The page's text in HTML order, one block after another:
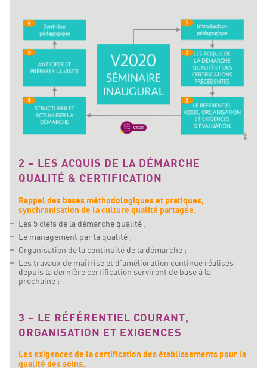
2 – LES ACQUIS DE LA DÉMARCHE
QUALITÉ & CERTIFICATION
Rappel des bases méthodologiques et pratiques,
synchronisation de la culture qualité partagée.
Les 5 clefs de la démarche qualité ;
Le management par la qualité ;
Organisation de la continuité de la démarche ;
Les travaux de maîtrise et d’amélioration continue réalisés
depuis la dernière certification serviront de base à la
prochaine ;
3 – LE RÉFÉRENTIEL COURANT,
ORGANISATION ET EXIGENCES
Les exigences de la certification des établissements pour la
qualité des soins.